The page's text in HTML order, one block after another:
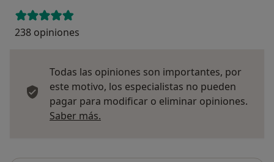
238 opiniones
Todas las opiniones son importantes, por
este motivo, los especialistas no pueden
pagar para modificar o eliminar opiniones.
Saber más.